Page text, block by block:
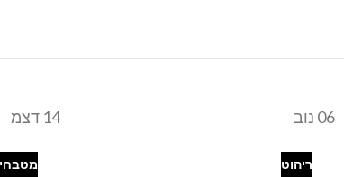
06 נוב
ריהוט
14 דצמ